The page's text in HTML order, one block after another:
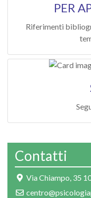
PER
Riferimenti
Contatti
Via Chiampo, 35